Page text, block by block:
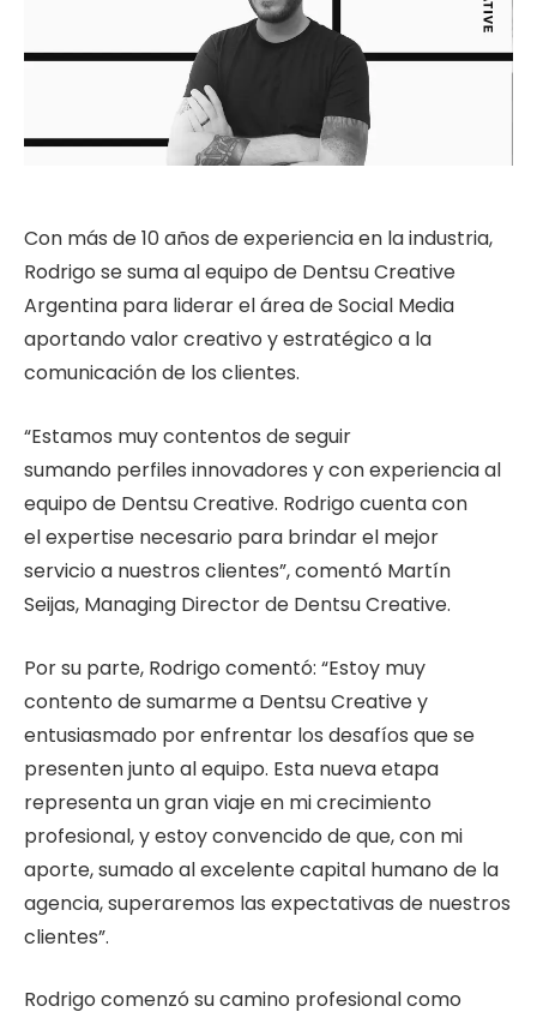
Con más de 10 años de experiencia en la industria,
Rodrigo se suma al equipo de Dentsu Creative
Argentina para liderar el área de Social Media
aportando valor creativo y estratégico a la
comunicación de los clientes.
“Estamos muy contentos de seguir
sumando perfiles innovadores y con experiencia al
equipo de Dentsu Creative. Rodrigo cuenta con
el expertise necesario para brindar el mejor
servicio a nuestros clientes”,comentó Martín
Seijas, Managing Director de Dentsu Creative.
Por su parte, Rodrigo comentó: “Estoy muy
contento de sumarme a Dentsu Creative y
entusiasmado por enfrentar los desafíos que se
presenten junto al equipo. Esta nueva etapa
representa un gran viaje en mi crecimiento
profesional, y estoy convencido de que, con mi
aporte, sumado al excelente capital humano de la
agencia, superaremos las expectativas de nuestros
clientes”.
Rodrigo comenzó su camino profesional como